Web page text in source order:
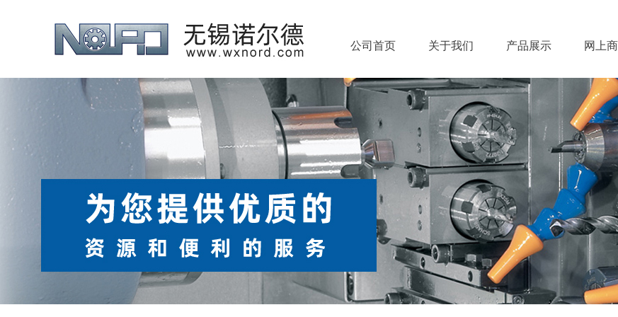
公司首页 关于我们 产品展示 网上